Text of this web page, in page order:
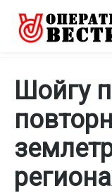
Шойгу